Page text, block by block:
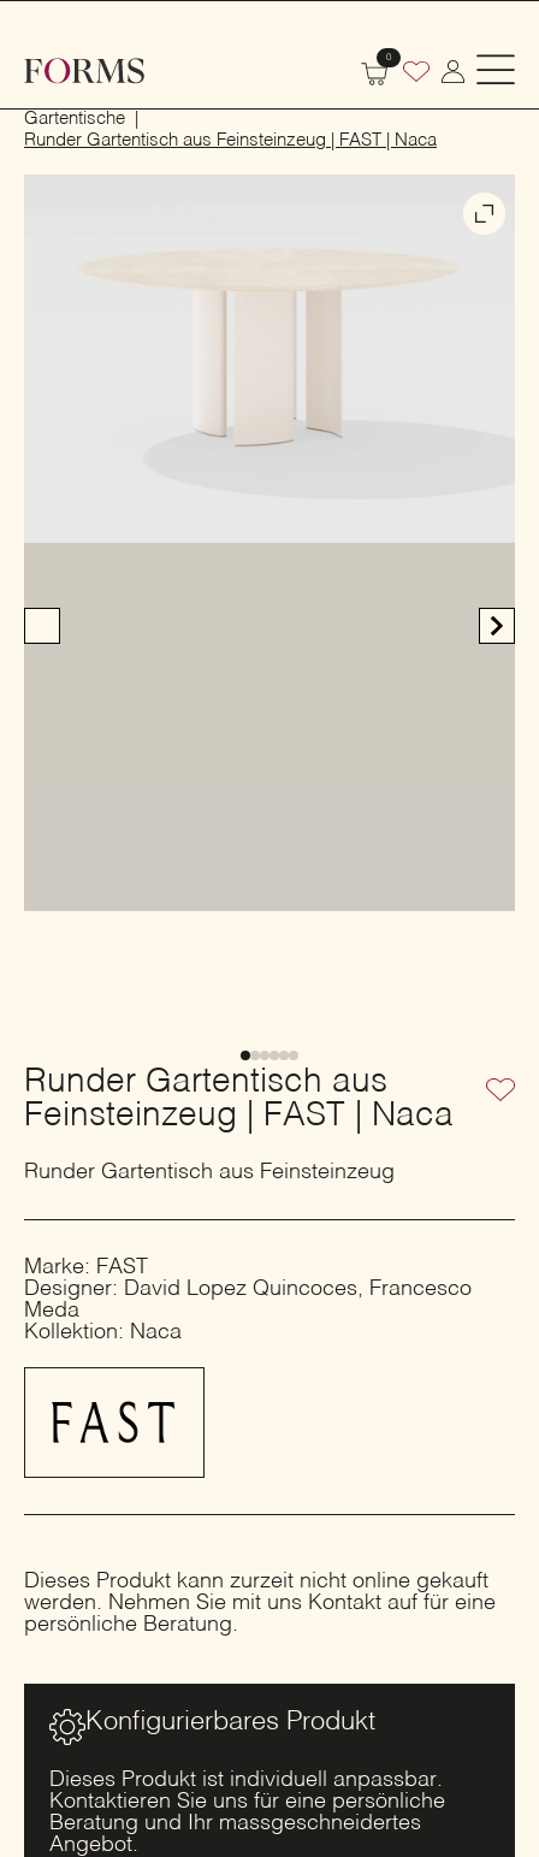
0
Gartentische
Runder Gartentisch aus Feinsteinzeug | FAST | Naca
Runder Gartentisch aus
Feinsteinzeug | FAST | Naca
Runder Gartentisch aus Feinsteinzeug
Marke: FAST
Designer: David Lopez Quincoces, Francesco
Meda
Kollektion: Naca
Dieses Produkt kann zurzeit nicht online gekauft
werden. Nehmen Sie mit uns Kontakt auf für eine
persönliche Beratung.
Konfigurierbares Produkt
Dieses Produkt ist individuell anpassbar.
Kontaktieren Sie uns für eine persönliche
Beratung und Ihr massgeschneidertes
Angebot.